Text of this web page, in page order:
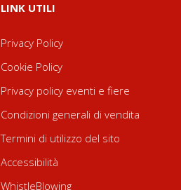
LINK UTILI
Privacy Policy
Cookie Policy
Privacy policy eventi e fiere
Condizioni generali di vendita
Termini di utilizzo del sito
Accessibilità
WhistleBlowing